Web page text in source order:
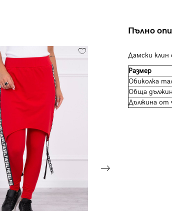
Пълно
Дамски клин
Размер
Обиколка
Обща
Дължина от